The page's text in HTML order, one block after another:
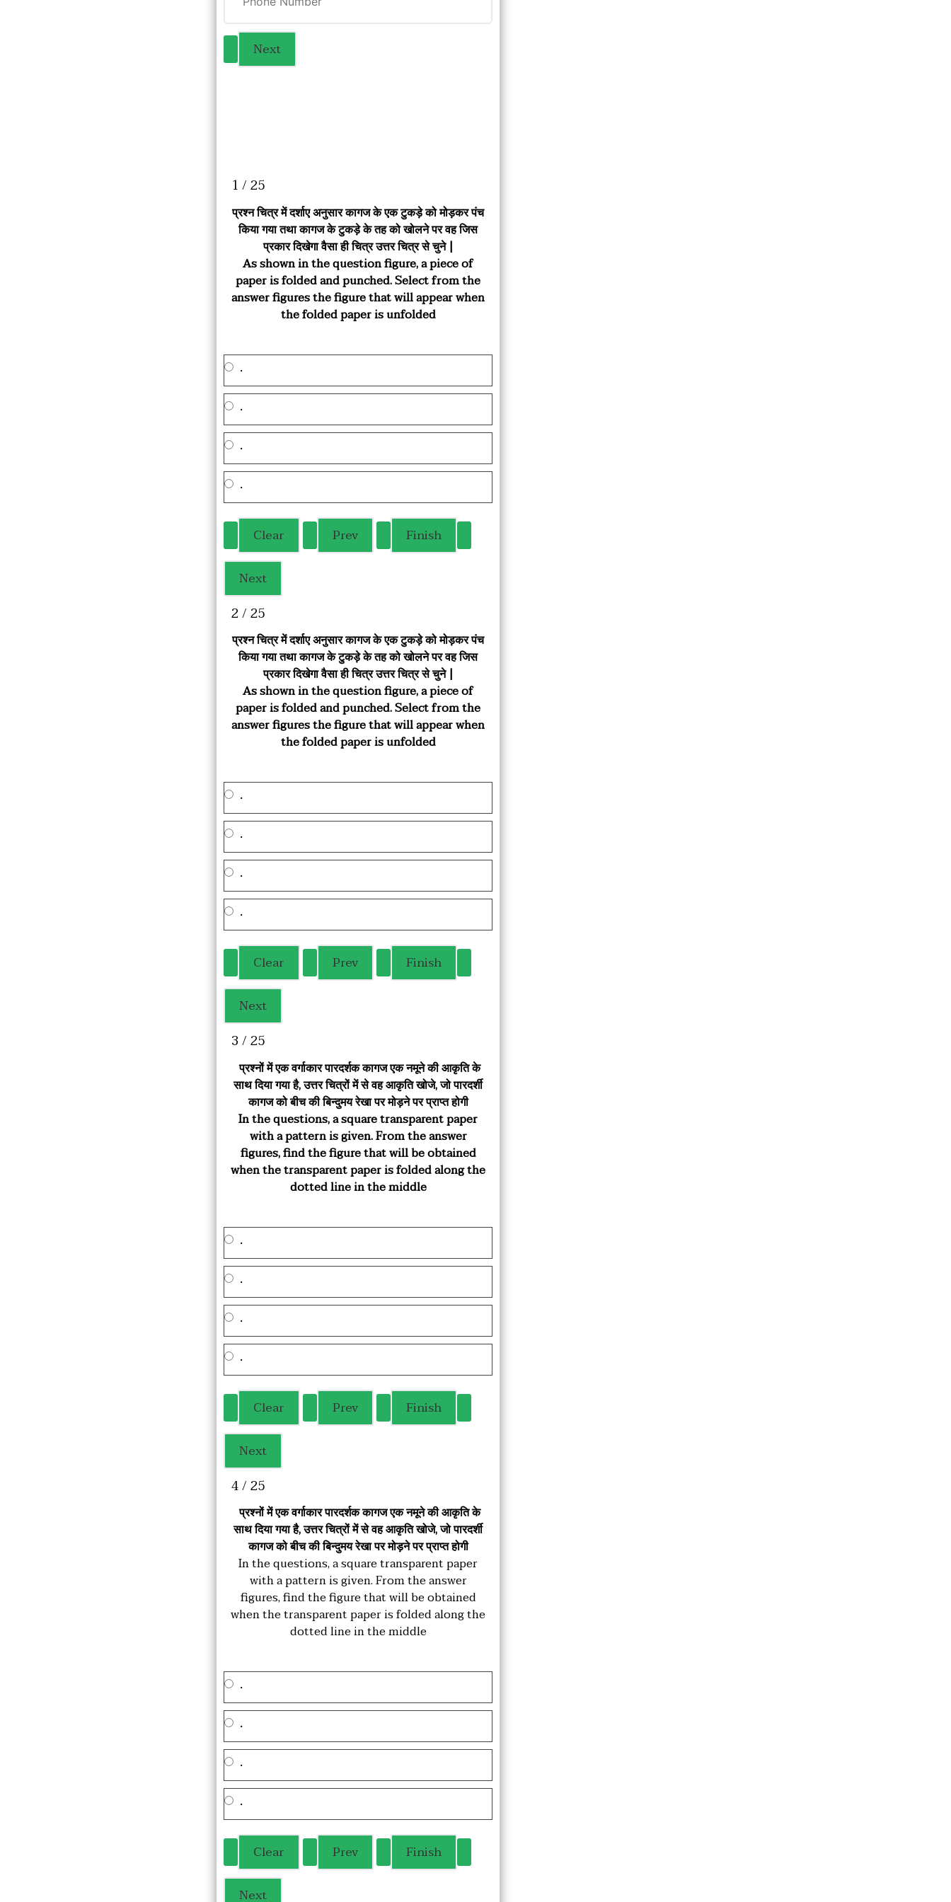
1 / 25
प्रश्न चित्र में दर्शाए अनुसार कागज के एक टुकड़े को मोड़कर पंच
किया गया तथाकागज के टुकड़े के तह को खोलने पर वह जिस
प्रकार दिखेगा वैसा ही चित्र उत्तर चित्र से चुने |
As shown in the question figure, a piece of
paper is folded and punched. Select from the
answer figures the figure that will appear when
the folded paper is unfolded
.
.
.
.
2 / 25
प्रश्न चित्र में दर्शाए अनुसार कागज के एक टुकड़े को मोड़कर पंच
किया गया तथाकागज के टुकड़े के तह को खोलने पर वह जिस
प्रकार दिखेगा वैसा ही चित्र उत्तर चित्र से चुने |
As shown in the question figure, a piece of
paper is folded and punched. Select from the
answer figures the figure that will appear when
the folded paper is unfolded
.
.
.
.
3 / 25
प्रश्नों में एक वर्गाकार पारदर्शक कागज एक नमूने की आकृति के
साथ दिया गया है, उत्तर चित्रों में से वह आकृति खोजे, जो पारदर्शी
कागज को बीच की बिन्दुमय रेखा पर मोड़ने पर प्राप्त होगी
In the questions, a square transparent paper
with a pattern is given. From the answer
figures, find the figure that will be obtained
when the transparent paper is folded along the
dotted line in the middle
.
.
.
.
4 / 25
प्रश्नों में एक वर्गाकार पारदर्शक कागज एक नमूने की आकृति के
साथ दिया गया है, उत्तर चित्रों में से वह आकृति खोजे, जो पारदर्शी
कागज को बीच की बिन्दुमय रेखा पर मोड़ने पर प्राप्त होगी
In the questions, a square transparent paper
with a pattern is given. From the answer
figures, find the figure that will be obtained
when the transparent paper is folded along the
dotted line in the middle
.
.
.
.